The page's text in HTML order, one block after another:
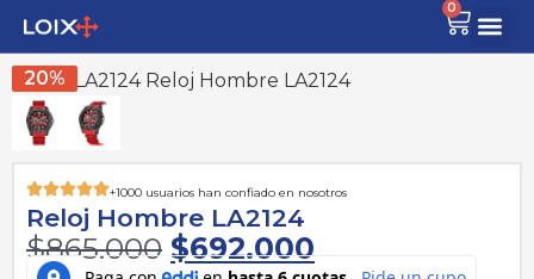
0
20%
+1000 usuarios han confiado en nosotros
Reloj Hombre LA2124
$865.000 $692.000